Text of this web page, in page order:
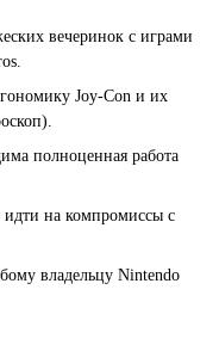
вечеринок с играми
Joy-Con и их
полноценная работа
идти на компромиссы с
владельцу Nintendo